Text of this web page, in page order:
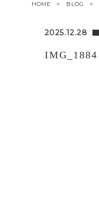
HOME BLOG
2025.12.28
IMG_1884